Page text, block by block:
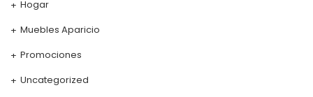
Hogar
Muebles Aparicio
Promociones
Uncategorized